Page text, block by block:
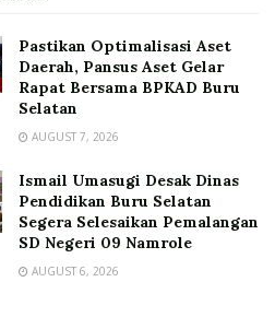
Pastikan Optimalisasi Aset
Daerah, Pansus Aset Gelar
Rapat Bersama BPKAD Buru
Selatan
AUGUST 7, 2026
Ismail Umasugi Desak Dinas
Pendidikan Buru Selatan
Segera Selesaikan Pemalangan
SD Negeri 09 Namrole
AUGUST 6, 2026